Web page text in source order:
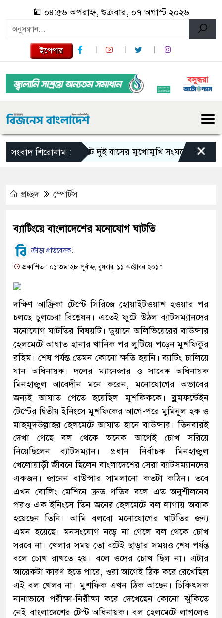
০৪:৫৬ অপরাহ্ন, শুক্রবার, ০৭ অগাস্ট ২০২৬
ইপেপার
সংবাদ শিরোনাম :সিলেটে দুই বাসের মুখোমুখি সংঘর্ষে নিহত বেড়ে ৯
×
প্রচ্ছদ স্পোর্টস
ব্যাটিংয়ে বাংলাদেশের মনোযোগ ঘাটতি
ক্রীড়া প্রতিবেদক:
প্রকাশিত : ০১:৩৯:২৮ পূর্বাহ্ন, বুধবার, ১১ অক্টোবর ২০১৭
দক্ষিণ আফ্রিকা টেস্টে সিরিজে হোয়াইটওয়াশ হওয়ার পর
চলছে চুলচেরা বিশ্লেষন। এতেই ফুটে উঠল ব্যাটসম্যানদের
মনোযোগ ঘাটতির বিষয়টি। ডুয়ানে অলিভিয়েরের বাউন্সার
হেলমেটে আঘাত হানার খানিক পর লুটিয়ে পড়েন মুশফিকুর
রহিম। শেষ পর্যন্ত তেমন কোনো ক্ষতি হয়নি। ব্যাটিং চালিয়ে
যান অধিনায়ক। দলের ম্যানেজার ও সাবেক অধিনায়ক
মিনহাজুল আবেদীন মনে করেন, মনোযোগের অভাবের
জন্যই আঘাত পেতে হয়েছিল মুশফিককে। ব্লুমফন্টেইন
টেস্টের দ্বিতীয় ইনিংসে মুশফিকের আগে-পরে মুমিনুল হক ও
মাহমুদউল্লাহর হেলমেটে আঘাত হানে বাউন্সার। তিনবারই
দেখা গেছে বল থেকে অনেক আগেই চোখ সরিয়ে
নিয়েছিলেন ব্যাটসম্যান। প্রধান নির্বাচক মিনহাজুল
খেলোয়াড়ী জীবনে ছিলেন বাংলাদেশের সেরা ব্যাটসম্যানদের
একজন। জানেন বাউন্সার সামলানো কতটা কঠিন। তবে
এখন বোলিং মেশিনে দ্রুত গতির বলে এত অনুশীলনের
পরও এক ইনিংসে তিন জনের হেলমেটে বল লাগায় অবাক
হয়েছেন তিনি। আমি বলবো মনোযোগের ঘাটতির জন্য
এমন হয়েছে। মনসংযোগ নড়ে না গেলে বল থেকে চোখ
সরবে না। খেলার সময় তো বটেই ছাড়ার সময়ও শেষ পর্যন্ত
বলে চোখ রাখতে হয়। বলে ওদের চোখ ছিল না। এটার
আরেকটা কারণ হতে পারে, ওরা আগেই ঠিক করে রেখেছিল
এই বল খেলব না। মুশফিক এখন ঠিক আছেন। চিকিৎসক
নানাভাবে পরীক্ষা-নিরীক্ষা করে দেখেছেন কোনো ঝুঁকিতে
নেই বাংলাদেশের টেস্ট অধিনায়ক। বল হেলমেটে লাগলেও